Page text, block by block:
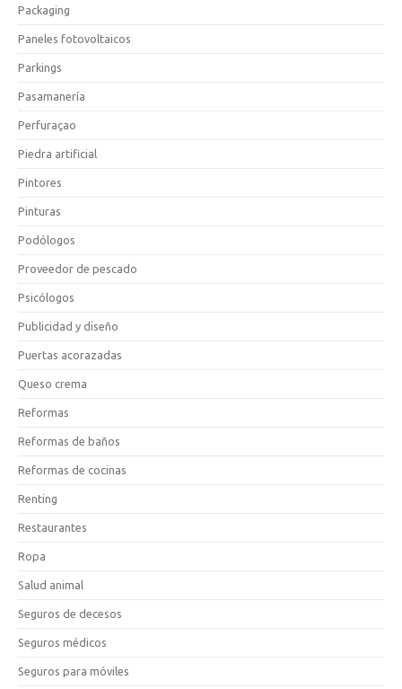
Packaging
Paneles fotovoltaicos
Parkings
Pasamanería
Perfuraçao
Piedra artificial
Pintores
Pinturas
Podólogos
Proveedor de pescado
Psicólogos
Publicidad y diseño
Puertas acorazadas
Queso crema
Reformas
Reformas de baños
Reformas de cocinas
Renting
Restaurantes
Ropa
Salud animal
Seguros de decesos
Seguros médicos
Seguros para móviles